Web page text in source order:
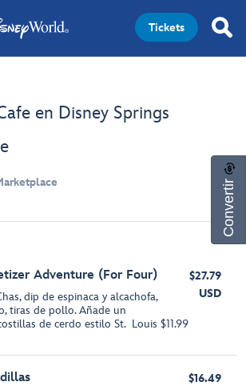
Tickets
en Disney Springs
Adventure (For Four)
dip de espinaca y alcachofa,
tiras de pollo. Añade un
de cerdo estilo St. Louis $11.99
$27.79
USD
$16.49
Convertir